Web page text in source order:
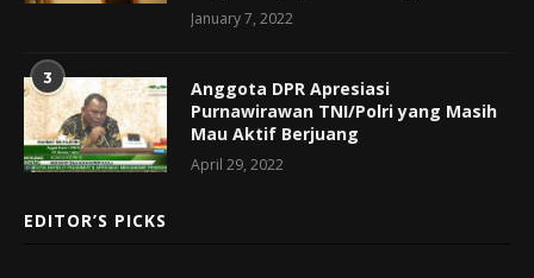
January 7, 2022
3
Anggota DPR Apresiasi
Purnawirawan TNI/Polri yang Masih
Mau Aktif Berjuang
April 29, 2022
EDITOR’S PICKS